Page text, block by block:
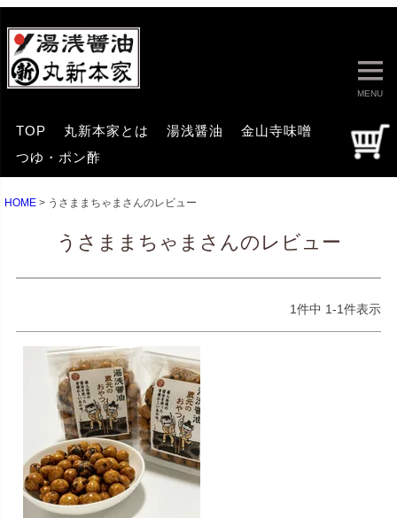
MENU
TOP 丸新本家とは 湯浅醤油
金山寺味噌
つゆ・ポン酢
HOME うさままちゃまさんのレビュー
うさままちゃまさんのレビュー
1件中 1-1件表示